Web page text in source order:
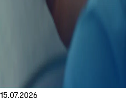
15.07.2026